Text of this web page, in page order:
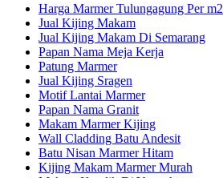
Harga Marmer Tulungagung Per m2
Jual Kijing Makam
Jual Kijing Makam Di Semarang
Papan Nama Meja Kerja
Patung Marmer
Jual Kijing Sragen
Motif Lantai Marmer
Papan Nama Granit
Makam Marmer Kijing
Wall Cladding Batu Andesit
Batu Nisan Marmer Hitam
Kijing Makam Marmer Murah